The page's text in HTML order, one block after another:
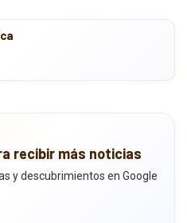
recibir más noticias
y descubrimientos en Google